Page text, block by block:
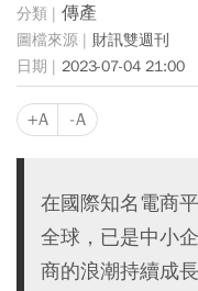
傳產
財訊雙週刊
2023-07-04 21:00
+A -A
在國際知名電商
全球，已是中小
商的浪潮持續成